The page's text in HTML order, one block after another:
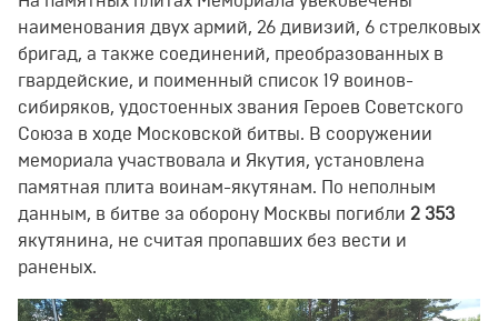
наименования двух армий, 26 дивизий, 6 стрелковых
бригад, а также соединений, преобразованных в
гвардейские, и поименный список 19 воинов-
сибиряков, удостоенных звания Героев Советского
Союза в ходе Московской битвы. В сооружении
мемориала участвовала и Якутия, установлена
памятная плита воинам-якутянам. По неполным
данным, в битве за оборону Москвы погибли 2 353
якутянина, не считая пропавших без вести и
раненых.